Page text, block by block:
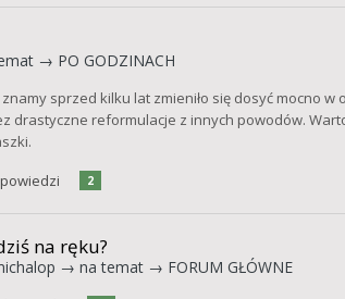
→ PO GODZINACH
sprzed kilku lat zmieniło się dosyć mocno w
drastyczne reformulacje z innych powodów.
2
na ręku?
→ na temat → FORUM GŁÓWNE